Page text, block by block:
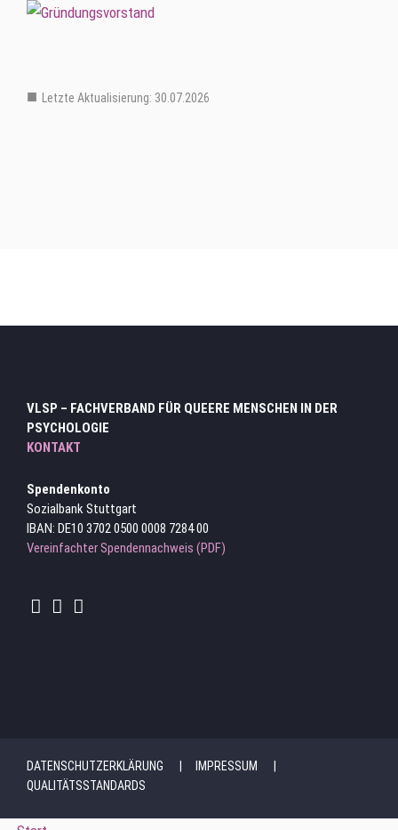
Letzte Aktualisierung: 30.07.2026
VLSP – FACHVERBAND FÜR QUEERE MENSCHEN IN DER
PSYCHOLOGIE
KONTAKT
Spendenkonto
Sozialbank Stuttgart
IBAN: DE10 3702 0500 0008 7284 00
Vereinfachter Spendennachweis (PDF)
DATENSCHUTZERKLÄRUNG
IMPRESSUM
QUALITÄTSSTANDARDS